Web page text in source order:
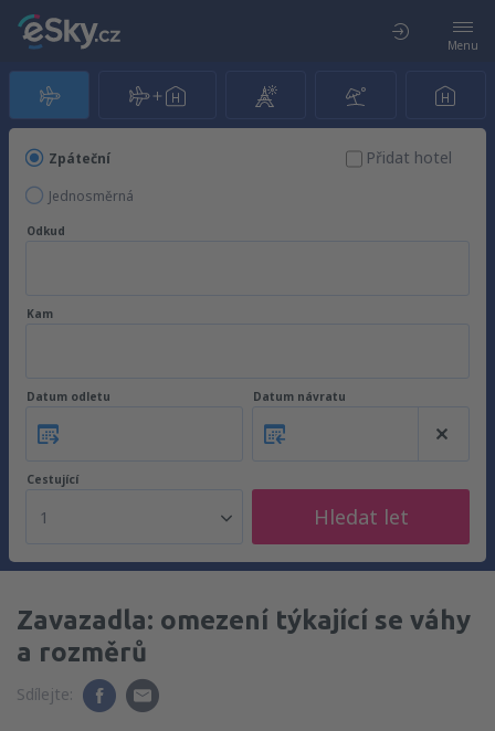
Menu
Zpáteční
Jednosměrná
Přidat hotel
Odkud
Kam
Datum odletu Datum návratu
Cestující
1 Hledat let
Zavazadla: omezení týkající se váhy
a rozměrů
Sdílejte: